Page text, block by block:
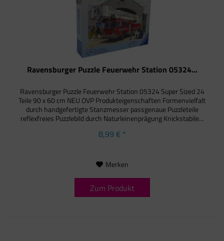
Ravensburger Puzzle Feuerwehr Station 05324...
Ravensburger Puzzle Feuerwehr Station 05324 Super Sized 24
Teile 90 x 60 cm NEU OVP Produkteigenschaften Formenvielfalt
durch handgefertigte Stanzmesser passgenaue Puzzleteile
reflexfreies Puzzlebild durch Naturleinenprägung Knickstabile...
8,99 € *
Merken
Zum Produkt